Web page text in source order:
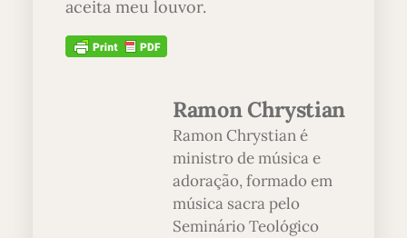
aceita meu louvor.
Ramon Chrystian
Ramon Chrystian é
ministro de música e
adoração, formado em
música sacra pelo
Seminário Teológico